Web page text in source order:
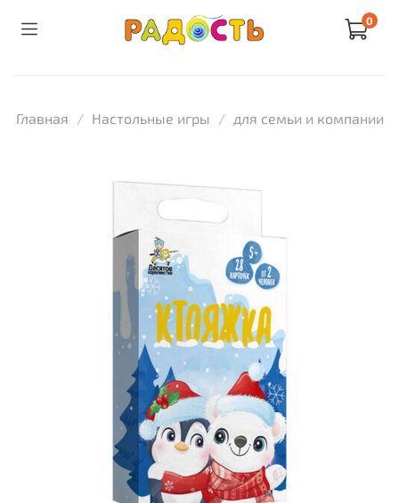
0
Главная Настольные игры для семьи и компании